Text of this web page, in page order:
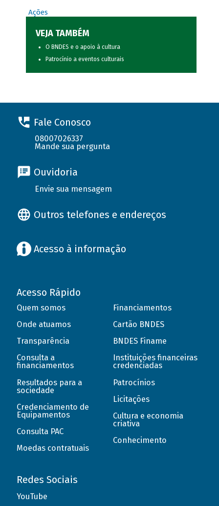
Ações
VEJA TAMBÉM
O BNDES e o apoio à cultura
Patrocínio a eventos culturais
Fale Conosco
08007026337
Mande sua pergunta
Ouvidoria
Envie sua mensagem
Outros telefones e endereços
Acesso à informação
Acesso Rápido
Quem somos
Onde atuamos
Transparência
Consulta a
financiamentos
Resultados para a
sociedade
Credenciamento de
Equipamentos
Consulta PAC
Moedas contratuais
Financiamentos
Cartão BNDES
BNDES Finame
Instituições financeiras
credenciadas
Patrocínios
Licitações
Cultura e economia
criativa
Conhecimento
Redes Sociais
YouTube